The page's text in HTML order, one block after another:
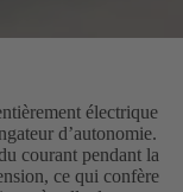
électrique
d’autonomie.
courant pendant la
ce qui confère